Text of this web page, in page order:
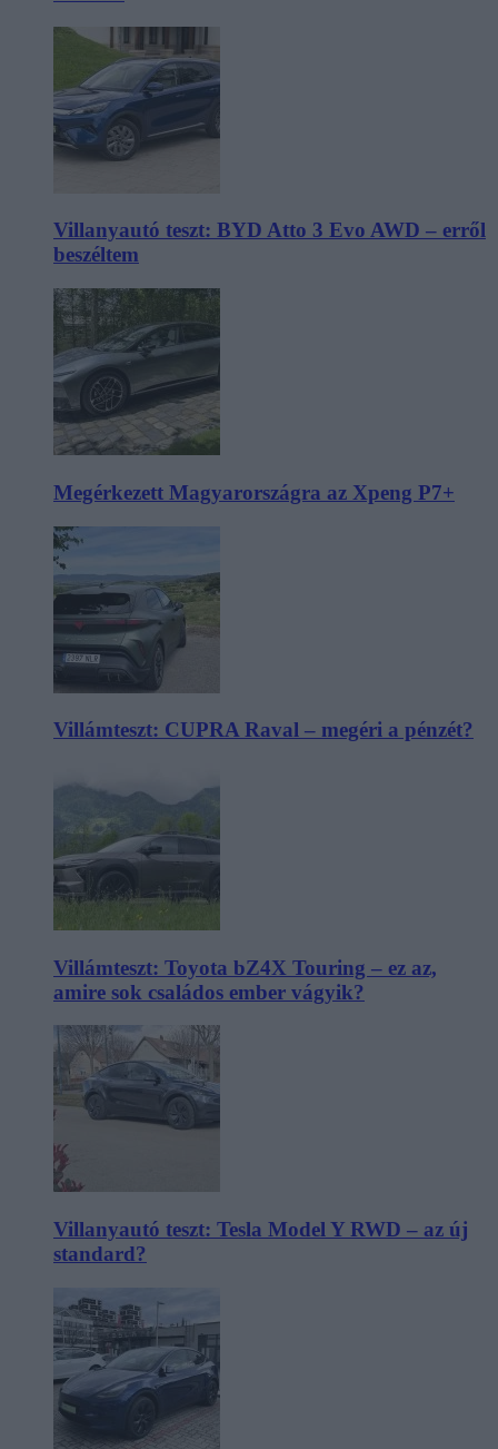
Villanyautó teszt: BYD Atto 3 Evo AWD – erről
beszéltem
Megérkezett Magyarországra az Xpeng P7+
Villámteszt: CUPRA Raval – megéri a pénzét?
Villámteszt: Toyota bZ4X Touring – ez az,
amire sok családos ember vágyik?
Villanyautó teszt: Tesla Model Y RWD – az új
standard?